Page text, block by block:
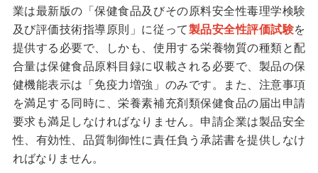
業は最新版の「保健食品及びその原料安全性毒理学検験
及び評価技術指導原則」に従って製品安全性評価試験を
提供する必要で、しかも、使用する栄養物質の種類と配
合量は保健食品原料目録に収載される必要で、製品の保
健機能表示は「免疫力増強」のみです。また、注意事項
を満足する同時に、栄養素補充剤類保健食品の届出申請
要求も満足しなければなりません。申請企業は製品安全
性、有効性、品質制御性に責任負う承諾書を提供しなけ
ればなりません。